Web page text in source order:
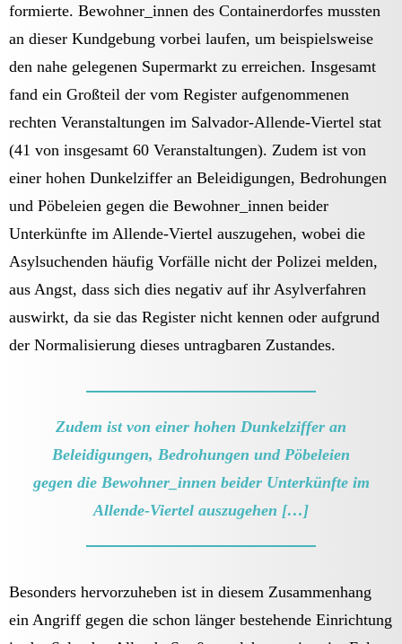
formierte. Bewohner_innen des Containerdorfes mussten
an dieser Kundgebung vorbei laufen, um beispielsweise
den nahe gelegenen Supermarkt zu erreichen. Insgesamt
fand ein Großteil der vom Register aufgenommenen
rechten Veranstaltungen im Salvador-Allende-Viertel stat
(41 von insgesamt 60 Veranstaltungen). Zudem ist von
einer hohen Dunkelziffer an Beleidigungen, Bedrohungen
und Pöbeleien gegen die Bewohner_innen beider
Unterkünfte im Allende-Viertel auszugehen, wobei die
Asylsuchenden häufig Vorfälle nicht der Polizei melden,
aus Angst, dass sich dies negativ auf ihr Asylverfahren
auswirkt, da sie das Register nicht kennen oder aufgrund
der Normalisierung dieses untragbaren Zustandes.
Zudem ist von einer hohen Dunkelziffer an
Beleidigungen, Bedrohungen und Pöbeleien
gegen die Bewohner_innen beider Unterkünfte im
Allende-Viertel auszugehen […]
Besonders hervorzuheben ist in diesem Zusammenhang
ein Angriff gegen die schon länger bestehende Einrichtung